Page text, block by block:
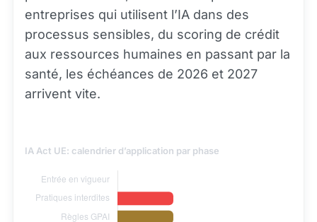
entreprises qui utilisent l’IA dans des
processus sensibles, du scoring de crédit
aux ressources humaines en passant par la
santé, les échéances de 2026 et 2027
arrivent vite.
IA Act UE: calendrier d’application par phase